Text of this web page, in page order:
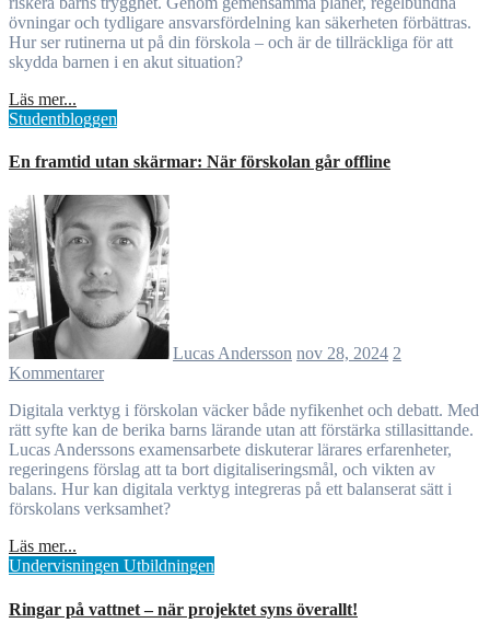
övningar och tydligare ansvarsfördelning kan säkerheten förbättras.
Hur ser rutinerna ut på din förskola – och är de tillräckliga för att
skydda barnen i en akut situation?
Läs mer...
Studentbloggen
En framtid utan skärmar: När förskolan går offline
Lucas Andersson nov 28, 2024 2
Kommentarer
Digitala verktyg i förskolan väcker både nyfikenhet och debatt. Med
rätt syfte kan de berika barns lärande utan att förstärka stillasittande.
Lucas Anderssons examensarbete diskuterar lärares erfarenheter,
regeringens förslag att ta bort digitaliseringsmål, och vikten av
balans. Hur kan digitala verktyg integreras på ett balanserat sätt i
förskolans verksamhet?
Läs mer...
Undervisningen Utbildningen
Ringar på vattnet – när projektet syns överallt!